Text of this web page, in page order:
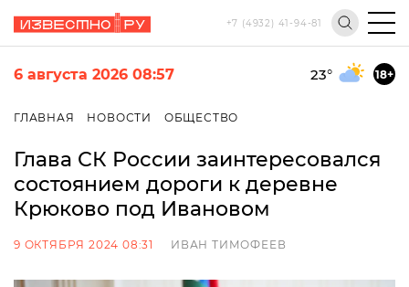
+7 (4932) 41-94-81
6 августа 2026 08:57 23° 18+
ГЛАВНАЯ НОВОСТИ ОБЩЕСТВО
Глава СК России заинтересовался
состоянием дороги к деревне
Крюково под Ивановом
9 ОКТЯБРЯ 2024 08:31 ИВАН ТИМОФЕЕВ